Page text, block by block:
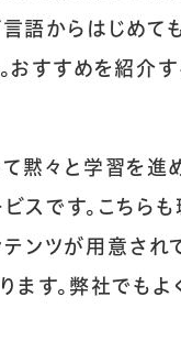
語からはじめて
おすすめを紹介
々と学習を進め
スです。こちら
ンツが用意され
ます。弊社でも